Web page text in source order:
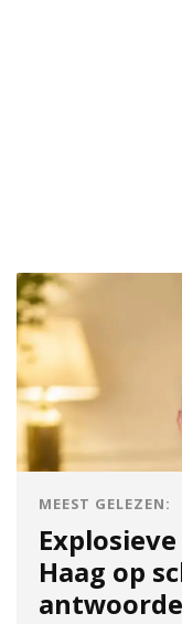
MEEST GELEZEN:
Haag op